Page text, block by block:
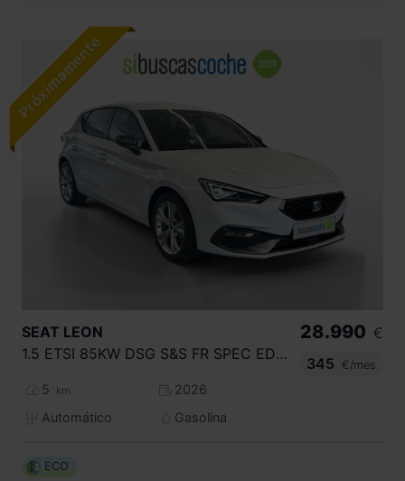
SEAT LEON
1.5 ETSI 85KW DSG S&S FR SPEC EDITION
5 km
2026
Automático
Gasolina
28.990 €
345
€/mes
ECO